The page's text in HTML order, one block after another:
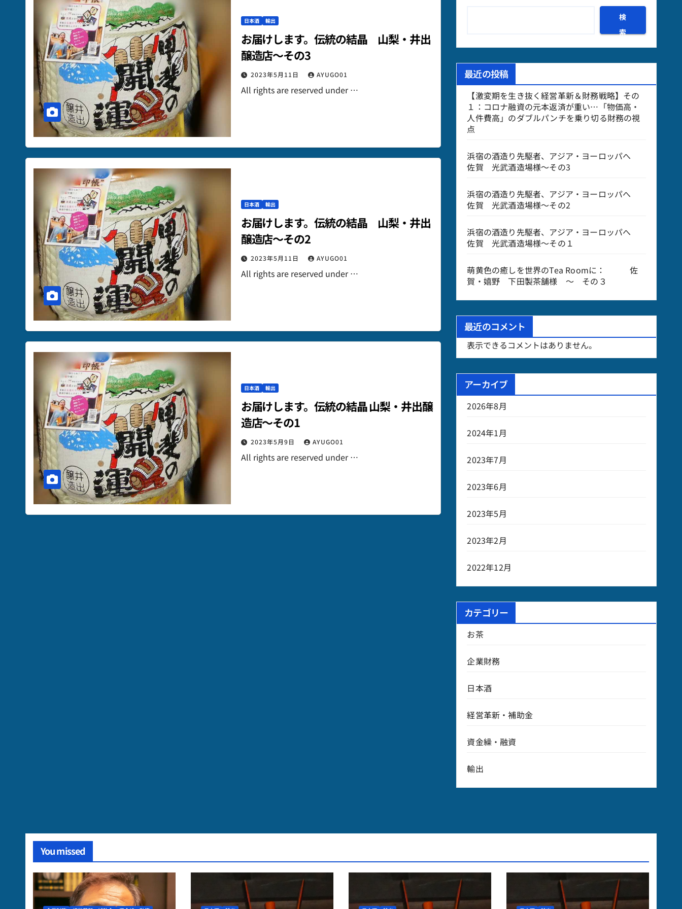
日本酒 輸出
お届けします。伝統の結晶 山梨・井出
醸造店～その3
2023年5月11日 AYUGO01
All rights are reserved under …
日本酒 輸出
お届けします。伝統の結晶 山梨・井出
醸造店～その2
2023年5月11日 AYUGO01
All rights are reserved under …
日本酒 輸出
お届けします。伝統の結晶 山梨・井出醸
造店～その1
2023年5月9日 AYUGO01
All rights are reserved under …
検
索
最近の投稿
【激変期を生き抜く経営革新＆財務戦略】その
１：コロナ融資の元本返済が重い…「物価高・
人件費高」のダブルパンチを乗り切る財務の視
点
浜宿の酒造り先駆者、アジア・ヨーロッパへ
佐賀 光武酒造場様～その3
浜宿の酒造り先駆者、アジア・ヨーロッパへ
佐賀 光武酒造場様～その2
浜宿の酒造り先駆者、アジア・ヨーロッパへ
佐賀 光武酒造場様～その１
萌黄色の癒しを世界のTea Roomに： 佐
賀・嬉野 下田製茶舗様 ～ その３
最近のコメント
表示できるコメントはありません。
アーカイブ
2026年8月
2024年1月
2023年7月
2023年6月
2023年5月
2023年2月
2022年12月
カテゴリー
お茶
企業財務
日本酒
経営革新・補助金
資金繰・融資
輸出
You missed